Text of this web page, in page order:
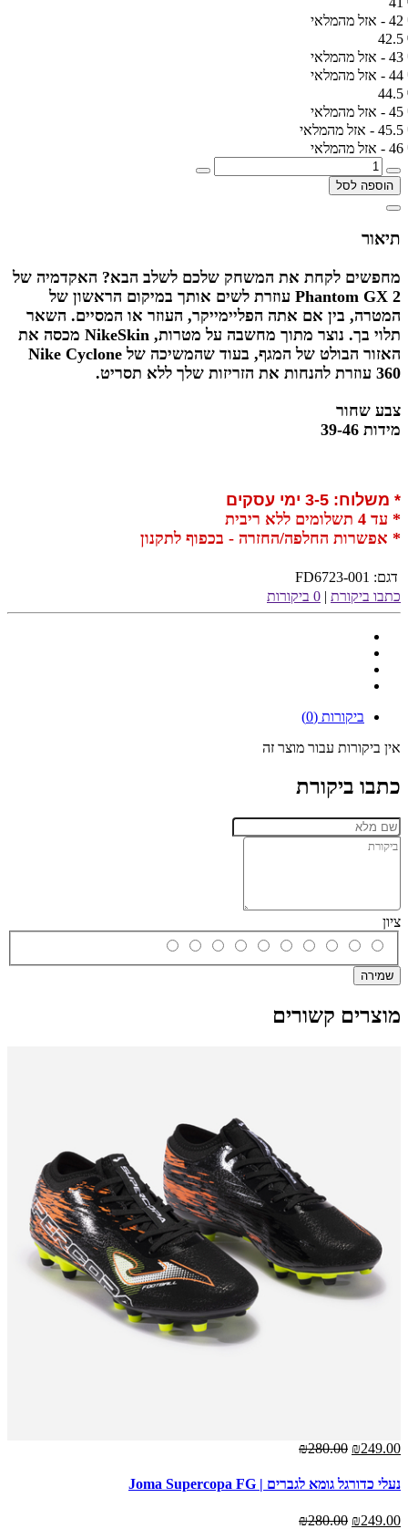
42 - אזל מהמלאי
42.5
43 - אזל מהמלאי
44 - אזל מהמלאי
44.5
45 - אזל מהמלאי
45.5 - אזל מהמלאי
46 - אזל מהמלאי
הוספה לסל
תיאור
מחפשים לקחת את המשחק שלכם לשלב הבא? האקדמיה של
Phantom GX 2 עוזרת לשים אותך במיקום הראשון של
המטרה, בין אם אתה הפליימייקר, העוזר או המסיים. השאר
תלוי בך. נוצר מתוך מחשבה על מטרות, NikeSkin מכסה את
האזור הבולט של המגף, בעוד שהמשיכה של Nike Cyclone
360 עוזרת להנחות את הזריזות שלך ללא תסריט.
צבע שחור
מידות 39-46
* משלוח: 3-5 ימי עסקים
* עד 4 תשלומים ללא ריבית
* אפשרות החלפה/החזרה - בכפוף לתקנון
דגם: FD6723-001
כתבו ביקורת | 0 ביקורות
ביקורות (0)
אין ביקורות עבור מוצר זה
כתבו ביקורת
ציון
שמירה
מוצרים קשורים
₪249.00
₪280.00
נעלי כדורגל גומא לגברים | Joma Supercopa FG
₪249.00
₪280.00